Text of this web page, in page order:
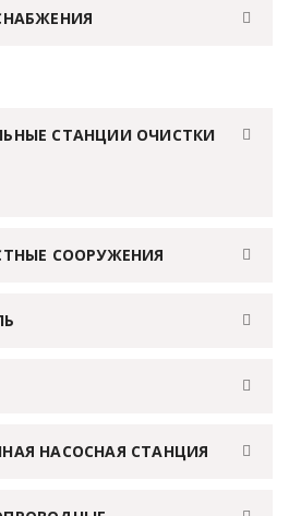
СТАНЦИИ ОЧИСТКИ
СООРУЖЕНИЯ
НАСОСНАЯ СТАНЦИЯ